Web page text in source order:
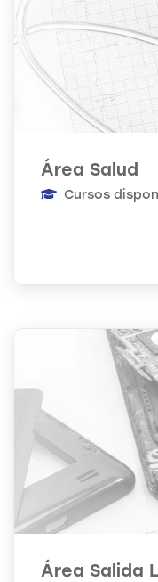
Área Salud
Cursos
Área Salida